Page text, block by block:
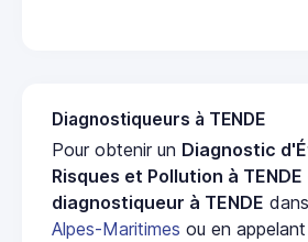
Diagnostiqueurs à TENDE
Pour obtenir un Diagnostic
Risques et Pollution à TENDE
diagnostiqueur à TENDE
Alpes-Maritimes ou en